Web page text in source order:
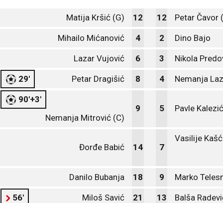
Matija Kršić (G) 12 12 Petar Čavor
Mihailo Mićanović 4 2 Dino Bajo
Lazar Vujović 6 3 Nikola
29' Petar Dragišić 8 4 Nemanja
90'+3'
Nemanja Mitrović (C)
9 5 Pavle Kalezić
Đorđe Babić 14 7
Vasilije
Danilo Bubanja 18 9 Marko
56' Miloš Savić 21 13 Balša